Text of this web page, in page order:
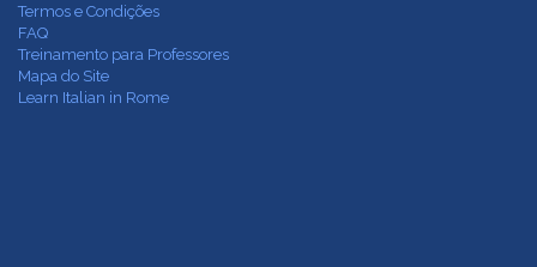
Termos e Condições
FAQ
Treinamento para Professores
Mapa do Site
Learn Italian in Rome